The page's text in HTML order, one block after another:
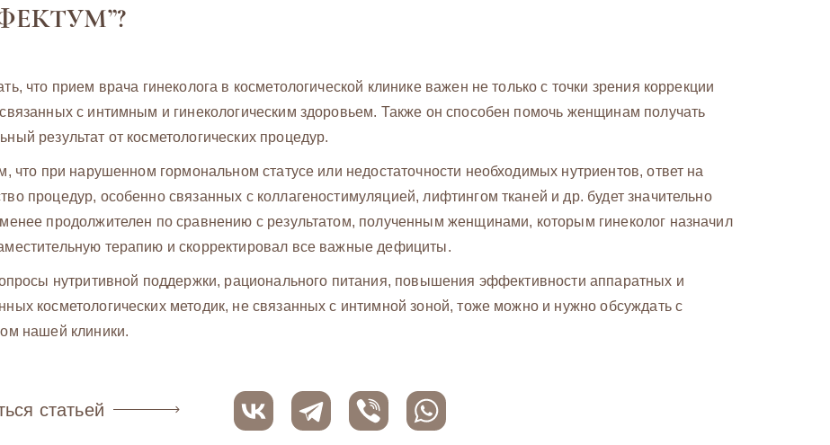
что прием врача гинеколога в косметологической клинике важен не только с точки зрения коррекции
с интимным и гинекологическим здоровьем. Также он способен помочь женщинам получать
результат от косметологических процедур.
что при нарушенном гормональном статусе или недостаточности необходимых нутриентов, ответ на
процедур, особенно связанных с коллагеностимуляцией, лифтингом тканей и др. будет значительно
продолжителен по сравнению с результатом, полученным женщинами, которым гинеколог назначил
терапию и скорректировал все важные дефициты.
нутритивной поддержки, рационального питания, повышения эффективности аппаратных и
косметологических методик, не связанных с интимной зоной, тоже можно и нужно обсуждать с
нашей клиники.
статьей